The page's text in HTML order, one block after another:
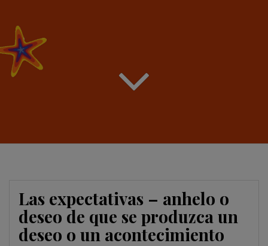
Las expectativas – anhelo o
deseo de que se produzca un
deseo o un acontecimiento